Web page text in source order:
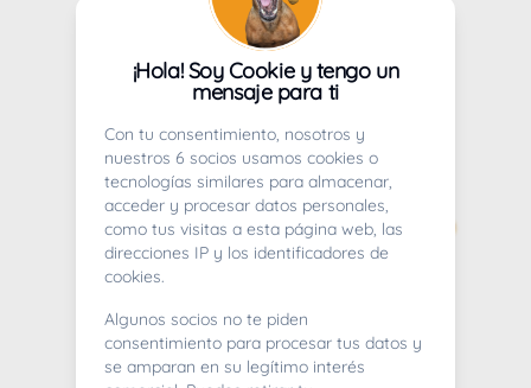
¡Hola! Soy Cookie y tengo un
mensaje para ti
Con tu consentimiento, nosotros y
nuestros 6 socios usamos cookies o
tecnologías similares para almacenar,
acceder y procesar datos personales,
como tus visitas a esta página web, las
direcciones IP y los identificadores de
cookies.
Algunos socios no te piden
consentimiento para procesar tus datos y
se amparan en su legítimo interés